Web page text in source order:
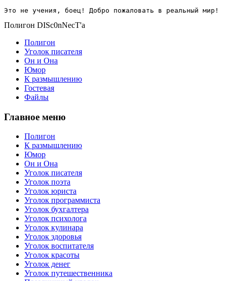
Это не учения, боец! Добро пожаловать в реальный мир!
Полигон DISc0nNecT'a
Полигон
Уголок писателя
Он и Она
Юмор
К размышлению
Гостевая
Файлы
Главное меню
Полигон
К размышлению
Юмор
Он и Она
Уголок писателя
Уголок поэта
Уголок юриста
Уголок программиста
Уголок бухгалтера
Уголок психолога
Уголок кулинара
Уголок здоровья
Уголок воспитателя
Уголок красоты
Уголок денег
Уголок путешественника